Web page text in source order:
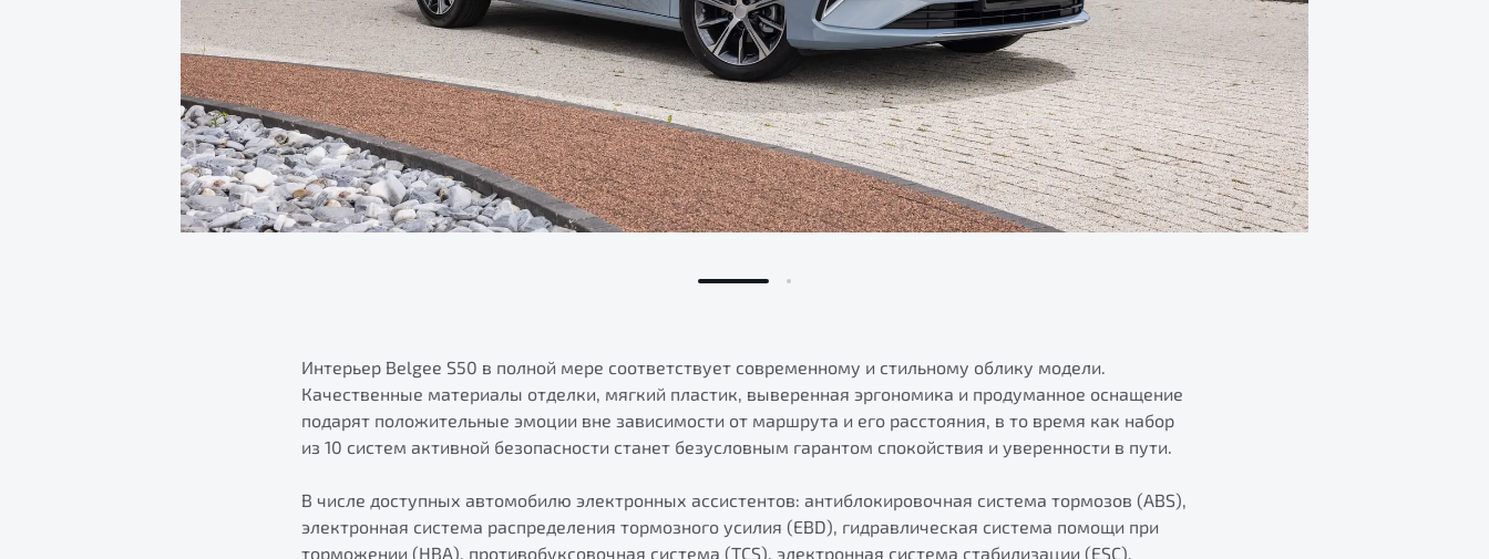
Интерьер Belgee S50 в полной мере соответствует современному и стильному облику модели.
Качественные материалы отделки, мягкий пластик, выверенная эргономика и продуманное оснащение
подарят положительные эмоции вне зависимости от маршрута и его расстояния, в то время как набор
из 10 систем активной безопасности станет безусловным гарантом спокойствия и уверенности в пути.
В числе доступных автомобилю электронных ассистентов: антиблокировочная система тормозов (ABS),
электронная система распределения тормозного усилия (EBD), гидравлическая система помощи при
торможении (HBA), противобуксовочная система (TCS), электронная система стабилизации (ESC),